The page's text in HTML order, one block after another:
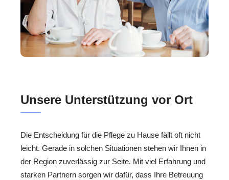
Unsere Unterstützung vor Ort
Die Entscheidung für die Pflege zu Hause fällt oft nicht
leicht. Gerade in solchen Situationen stehen wir Ihnen in
der Region zuverlässig zur Seite. Mit viel Erfahrung und
starken Partnern sorgen wir dafür, dass Ihre Betreuung